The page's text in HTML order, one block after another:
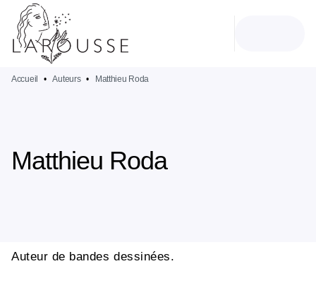
MENU
PIED DE PAGE
Accueil • Auteurs • Matthieu Roda
Matthieu Roda
Auteur de bandes dessinées.